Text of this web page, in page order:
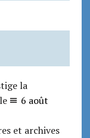
la
6 août
et archives